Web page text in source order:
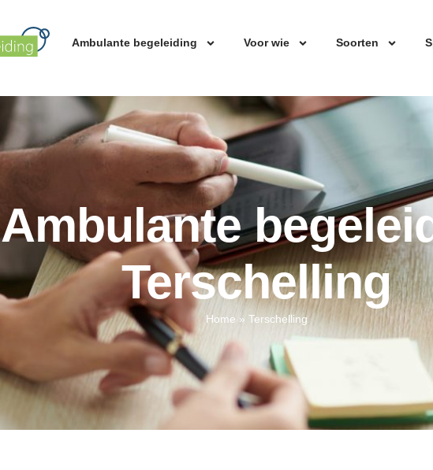
Ambulante begeleiding Voor wie Soorten
Ambulante
Terschelling
Home » Terschelling